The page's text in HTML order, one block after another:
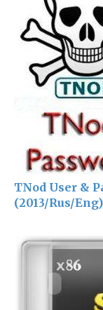
TNod User &
(2013/Rus/Eng)